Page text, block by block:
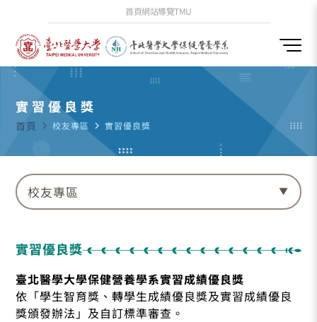
首頁網站導覽TMU
實習優良獎
首頁 navigate_next 校友專區 navigate_next 實習優良獎
校友專區
實習優良獎
臺北醫學大學保健營養學系實習成績優良獎
依「學生智育獎、轉學生成績優良獎及實習成績優良
獎頒發辦法」及自訂標準審查。